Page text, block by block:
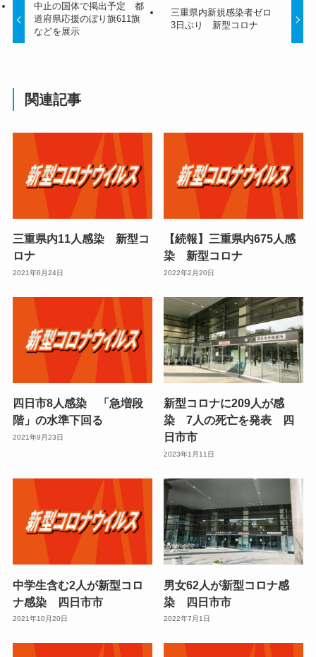
中止の国体で掲出予定 都
道府県応援のぼり旗611旗
などを展示
三重県内新規感染者ゼロ
3日ぶり 新型コロナ
関連記事
三重県内11人感染 新型コ
ロナ
2021年6月24日
【続報】三重県内675人感
染 新型コロナ
2022年2月20日
四日市8人感染 「急増段
階」の水準下回る
2021年9月23日
新型コロナに209人が感
染 7人の死亡を発表 四
日市市
2023年1月11日
中学生含む2人が新型コロ
ナ感染 四日市市
2021年10月20日
男女62人が新型コロナ感
染 四日市市
2022年7月1日